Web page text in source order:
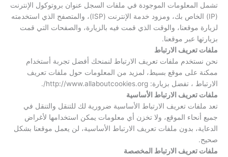
تشمل المعلومات الموجودة في ملفات السجل عنوان بروتوكول الإنترنت
(IP) الخاص بك، ومزود خدمة الإنترنت (ISP)، والمتصفح الذي استخدمته
لزيارة موقعنا، والوقت الذي قمت فيه بالزيارة، والصفحات التي قمت
بزيارتها عبر موقعنا.
ملفات تعريف الارتباط
نحن نستخدم ملفات تعريف الارتباط لنمنحك أفضل تجربة أستخدام
ممكنة على موقع بسيط، لمزيد من المعلومات حول ملفات تعريف
الارتباط ، تفضل بزيارة: http://www.allaboutcookies.org/.
ملفات تعريف الارتباط الأساسية
تعد ملفات تعريف الارتباط الأساسية ضرورية لك للتنقل والتنقل في
جميع أنحاء الموقع، ولا تخزن أي معلومات يمكن استخدامها لأغراض
الدعاية، بدون ملفات تعريف الارتباط الأساسية، لن يعمل موقعنا بشكل
صحيح.
ملفات تعريف الارتباط المخصصة